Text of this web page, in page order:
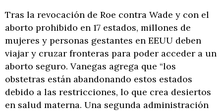
Tras la revocación de Roe contra Wade y con el
aborto prohibido en 17 estados, millones de
mujeres y personas gestantes en EEUU deben
viajar y cruzar fronteras para poder acceder a un
aborto seguro. Vanegas agrega que “los
obstetras están abandonando estos estados
debido a las restricciones, lo que crea desiertos
en salud materna. Una segunda administración